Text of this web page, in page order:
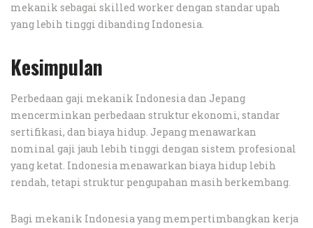
mekanik sebagai skilled worker dengan standar upah
yang lebih tinggi dibanding Indonesia.
Kesimpulan
Perbedaan gaji mekanik Indonesia dan Jepang
mencerminkan perbedaan struktur ekonomi, standar
sertifikasi, dan biaya hidup. Jepang menawarkan
nominal gaji jauh lebih tinggi dengan sistem profesional
yang ketat. Indonesia menawarkan biaya hidup lebih
rendah, tetapi struktur pengupahan masih berkembang.
Bagi mekanik Indonesia yang mempertimbangkan kerja